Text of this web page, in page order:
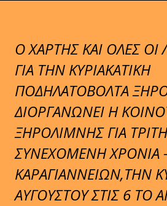
Ο ΧΑΡΤΗΣ ΚΑΙ ΟΛΕΣ ΟΙ
ΓΙΑ ΤΗΝ ΚΥΡΙΑΚΑΤΙΚΗ
ΠΟΔΗΛΑΤΟΒΟΛΤΑ
ΔΙΟΡΓΑΝΩΝΕΙ Η
ΞΗΡΟΛΙΜΝΗΣ ΓΙΑ ΤΡΙΤΗ
ΣΥΝΕΧΟΜΕΝΗ ΧΡΟΝΙΑ
ΚΑΡΑΓΙΑΝΝΕΙΩΝ,ΤΗΝ
ΑΥΓΟΥΣΤΟΥ ΣΤΙΣ 6 ΤΟ